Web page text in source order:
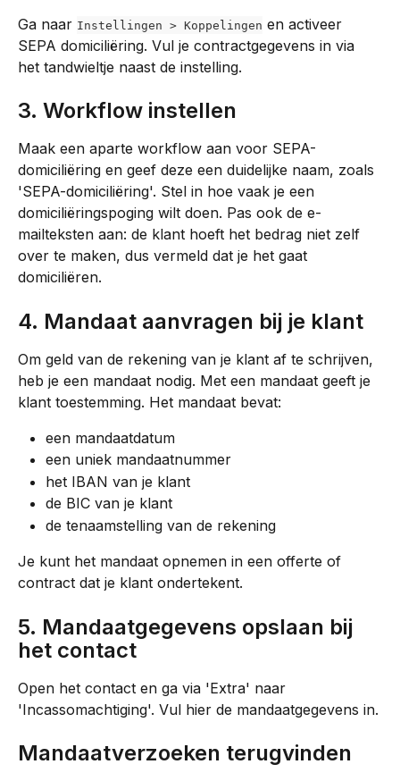
Ga naar Instellingen > Koppelingen en activeer
SEPA domiciliëring. Vul je contractgegevens in via
het tandwieltje naast de instelling.
3. Workflow instellen
Maak een aparte workflow aan voor SEPA-
domiciliëring en geef deze een duidelijke naam, zoals
'SEPA-domiciliëring'. Stel in hoe vaak je een
domiciliëringspoging wilt doen. Pas ook de e-
mailteksten aan: de klant hoeft het bedrag niet zelf
over te maken, dus vermeld dat je het gaat
domiciliëren.
4. Mandaat aanvragen bij je klant
Om geld van de rekening van je klant af te schrijven,
heb je een mandaat nodig. Met een mandaat geeft je
klant toestemming. Het mandaat bevat:
een mandaatdatum
een uniek mandaatnummer
het IBAN van je klant
de BIC van je klant
de tenaamstelling van de rekening
Je kunt het mandaat opnemen in een offerte of
contract dat je klant ondertekent.
5. Mandaatgegevens opslaan bij
het contact
Open het contact en ga via 'Extra' naar
'Incassomachtiging'. Vul hier de mandaatgegevens in.
Mandaatverzoeken terugvinden